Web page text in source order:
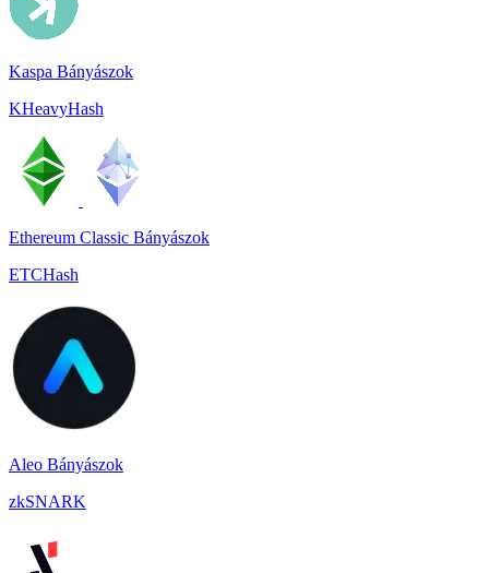
Kaspa Bányászok
KHeavyHash
Ethereum Classic Bányászok
ETCHash
Aleo Bányászok
zkSNARK